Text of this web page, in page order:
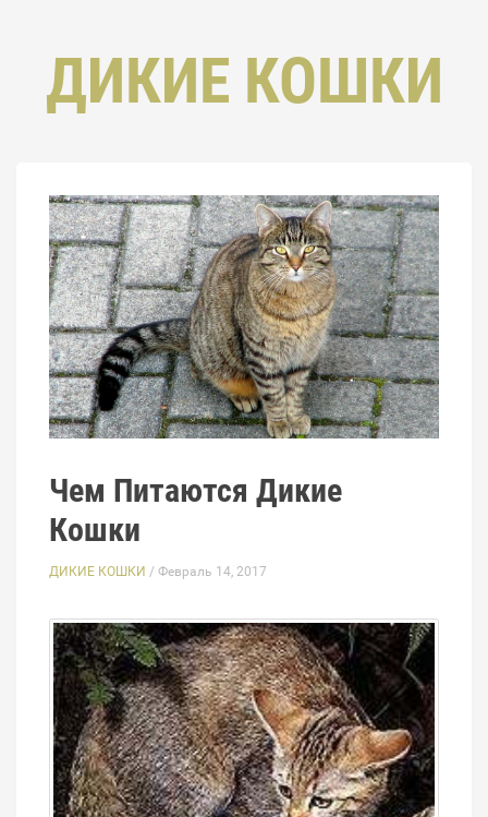
ДИКИЕ КОШКИ
Чем Питаются Дикие
Кошки
ДИКИЕ КОШКИ / Февраль 14, 2017